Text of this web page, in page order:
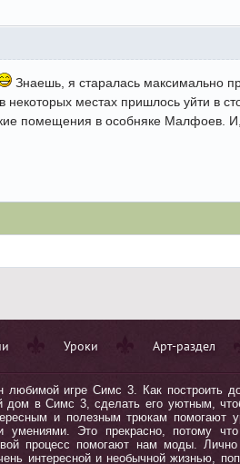
Знаешь, я старалась максимально
местах пришлось уйти в
помещения в особняке Малфоев.
Уроки Арт-раздел
любимой игре Симс 3. Как построить
дом в Симc 3, сделать его уютным,
и полезным трюкам помогают
умениями. Это прекрасно, потому
процесс помогают нам моды.
интересной и необычной жизнью,